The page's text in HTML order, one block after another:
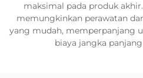
maksimal pada produk
memungkinkan perawatan
yang mudah, memperpanjang
biaya jangka